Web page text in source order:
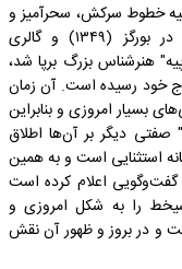
خطوط سرکش، سحرآمیز و
کوبنده نقاشی‌هایش. نمایشگاه خط نگاره‌هایش در بورگز (۱۳۴۹) و گالری
تاپیه" هنر‌شناس بزرگ برپا شد،
خود رسیده است. آن زمان
بسیار امروزی و بنابراین
دیگر بر آن‌ها اطلاق
استثنایی است و به همین
گفت‌وگویی اعلام کرده است
را به‌ شکل امروزی و
و در بروز و ظهور آن نقش